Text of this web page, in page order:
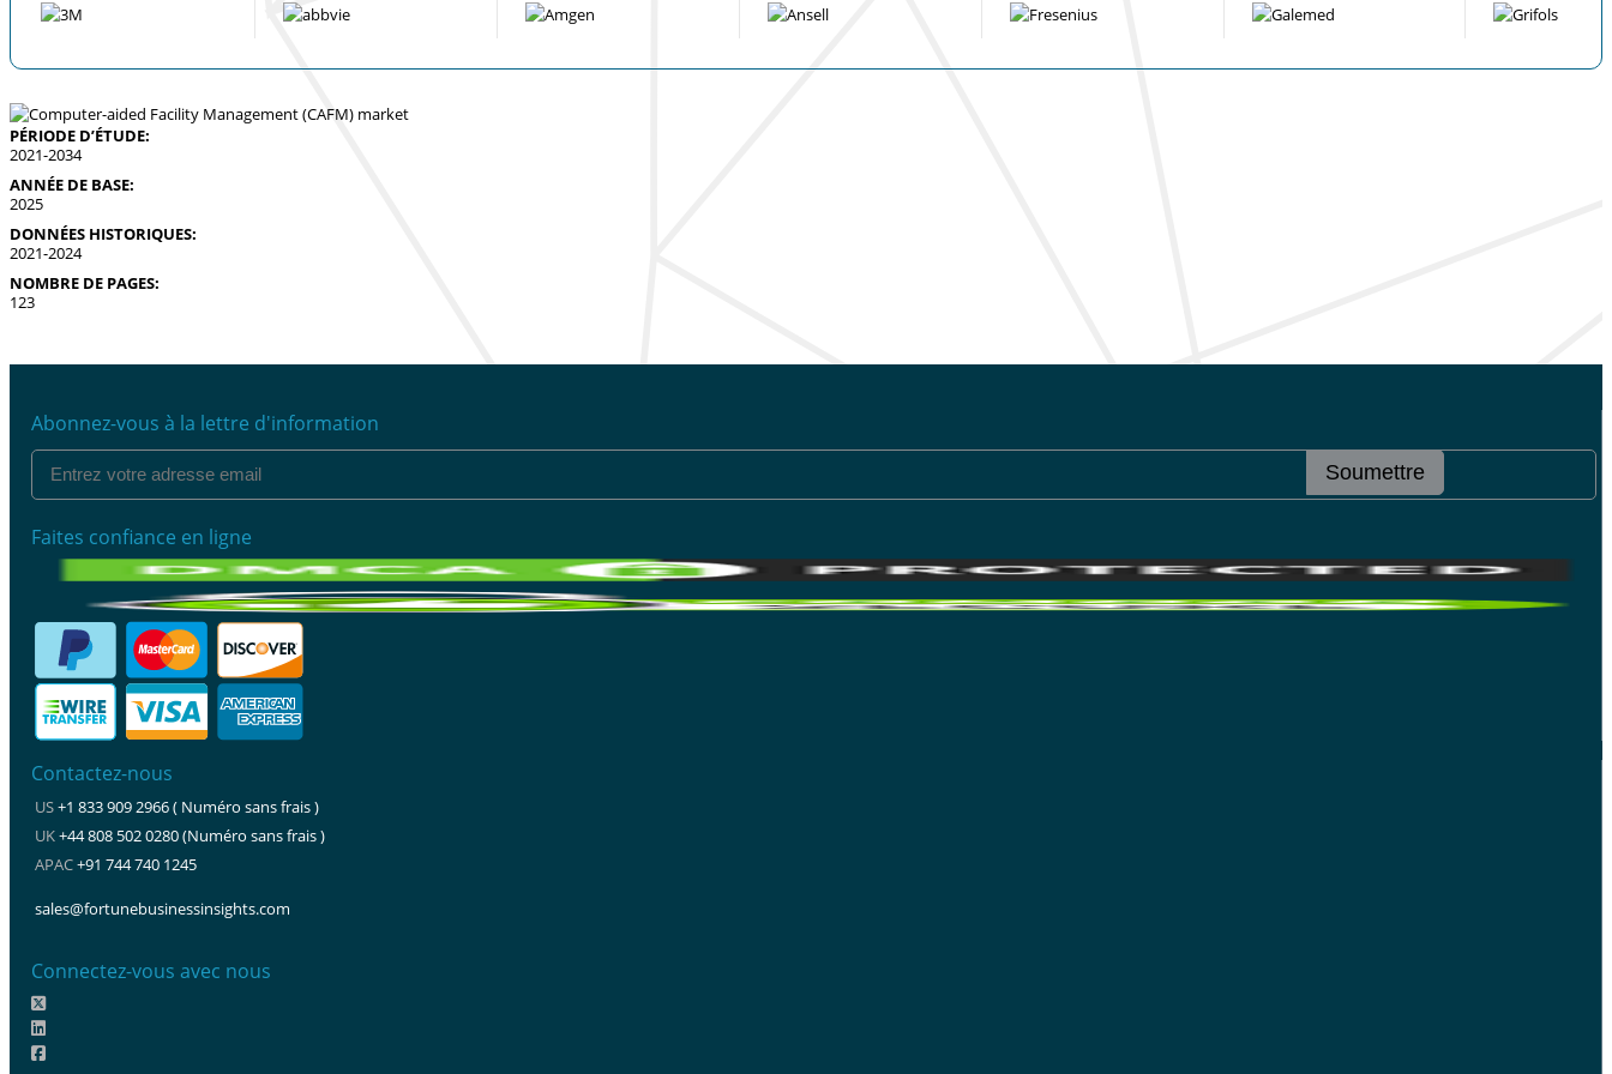
PÉRIODE D’ÉTUDE:
2021-2034
ANNÉE DE BASE:
2025
DONNÉES HISTORIQUES:
2021-2024
NOMBRE DE PAGES:
123
Abonnez-vous à la lettre d'information
Soumettre
Faites confiance en ligne
Contactez-nous
US+1 833 909 2966 ( Numéro sans frais )
UK+44 808 502 0280 (Numéro sans frais )
APAC+91 744 740 1245
sales@fortunebusinessinsights.com
Connectez-vous avec nous